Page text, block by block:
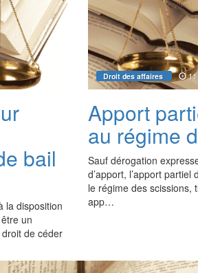
bail
la disposition
un
de céder
Droit des affaires 11
Apport
au régime
Sauf dérogation
d’apport, l’apport partiel
le régime des scissions,
app…